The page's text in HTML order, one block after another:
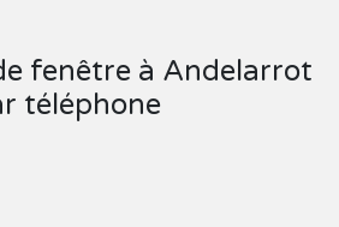
fenêtre à Andelarrot
téléphone